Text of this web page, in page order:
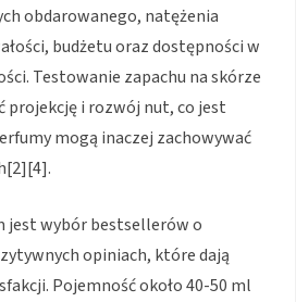
obdarowanego, natężenia
budżetu oraz dostępności w
Testowanie zapachu na skórze
projekcję i rozwój nut, co jest
mogą inaczej zachowywać
jest wybór bestsellerów o
opiniach, które dają
Pojemność około 40-50 ml